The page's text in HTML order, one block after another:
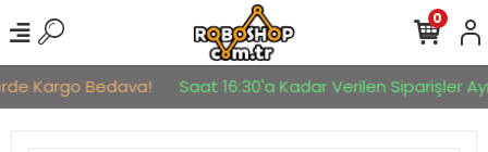
Kargo Bedava! Saat 16:30'a Kadar Verilen Siparişler
0